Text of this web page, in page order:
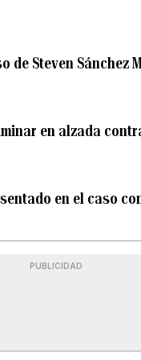
de Steven Sánchez
en alzada
en el caso
PUBLICIDAD